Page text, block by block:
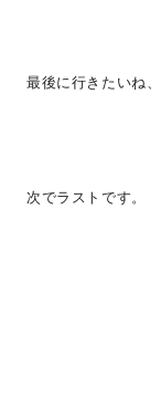
最後に行きたいね
次でラストです。